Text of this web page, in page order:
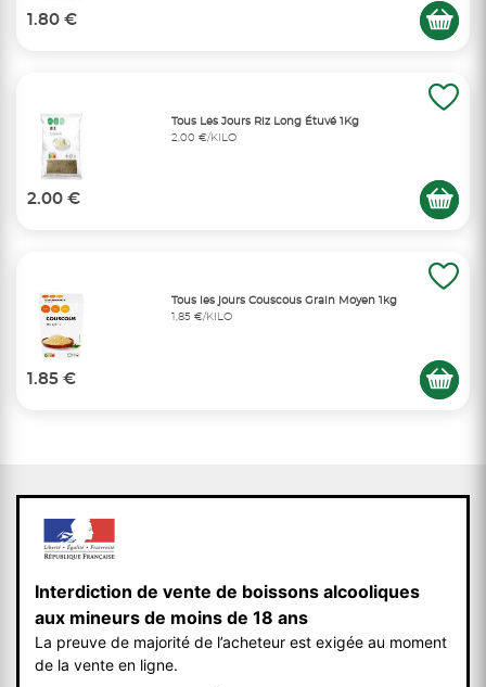
1.80 €
Tous Les Jours Riz Long Étuvé 1Kg
2,00 €/KILO
2.00 €
Tous les jours Couscous Grain Moyen 1kg
1,85 €/KILO
1.85 €
Interdiction de vente de boissons alcooliques
aux mineurs de moins de 18 ans
La preuve de majorité de l’acheteur est exigée au moment
de la vente en ligne.